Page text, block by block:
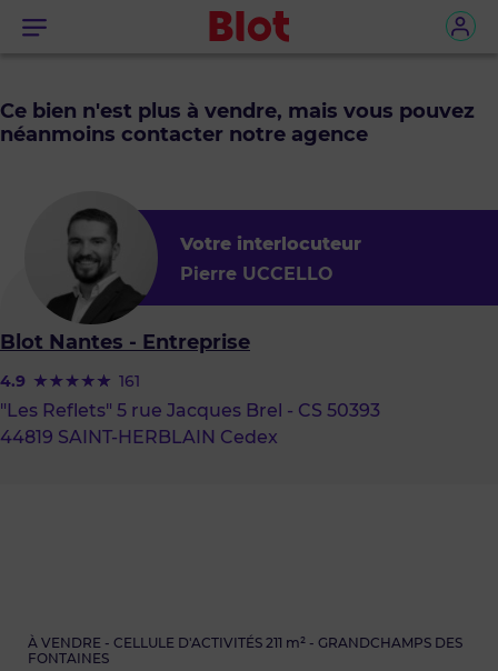
Menu
À VENDRE - CELLULE D'ACTIVITÉS 211 m² - GRANDCHAMPS DES
FONTAINES
Ce bien n'est plus à vendre, mais vous pouvez
néanmoins contacter notre agence
Votre interlocuteur
Pierre UCCELLO
Blot Nantes - Entreprise
4.9 161
"Les Reflets" 5 rue Jacques Brel - CS 50393
44819 SAINT-HERBLAIN Cedex